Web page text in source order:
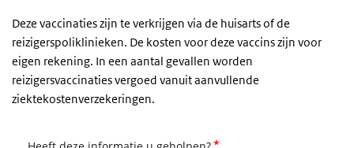
Deze vaccinaties zijn te verkrijgen via de huisarts of de
reizigerspoliklinieken. De kosten voor deze vaccins zijn voor
eigen rekening. In een aantal gevallen worden
reizigersvaccinaties vergoed vanuit aanvullende
ziektekostenverzekeringen.
*